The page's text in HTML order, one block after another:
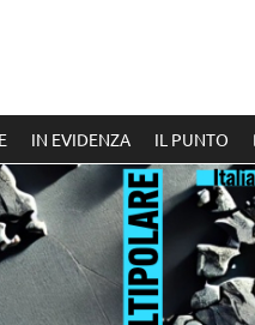
IN EVIDENZA IL PUNTO